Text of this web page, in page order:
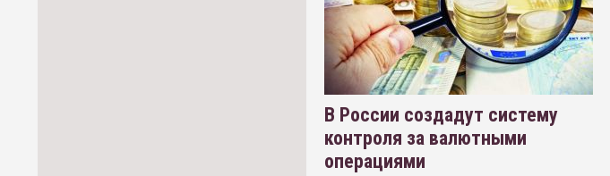
В России создадут систему
контроля за валютными
операциями